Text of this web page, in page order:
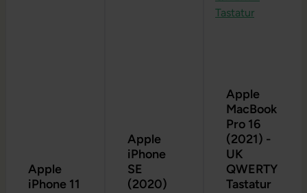
Apple
iPhone 11
Apple
iPhone
SE
(2020)
Apple
MacBook
Pro 16
(2021) -
UK
QWERTY
Tastatur